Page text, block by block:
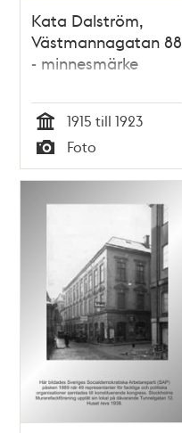
Kata Dalström,
Västmannagatan 88
- minnesmärke
Tid
1915 till 1923
Typ
Foto